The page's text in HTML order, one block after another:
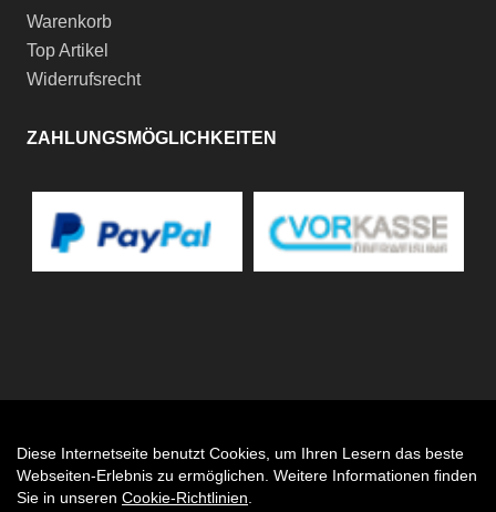
Warenkorb
Top Artikel
Widerrufsrecht
ZAHLUNGSMÖGLICHKEITEN
Diese Internetseite benutzt Cookies, um Ihren Lesern das beste
Webseiten-Erlebnis zu ermöglichen. Weitere Informationen finden
Sie in unseren Cookie-Richtlinien
Auftrag widerrufen